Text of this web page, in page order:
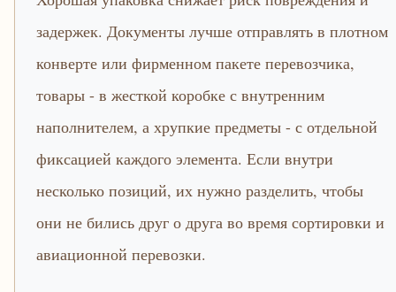
задержек. Документы лучше отправлять в плотном
конверте или фирменном пакете перевозчика,
товары - в жесткой коробке с внутренним
наполнителем, а хрупкие предметы - с отдельной
фиксацией каждого элемента. Если внутри
несколько позиций, их нужно разделить, чтобы
они не бились друг о друга во время сортировки и
авиационной перевозки.